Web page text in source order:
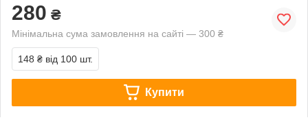
280 ₴
Мінімальна сума замовлення на сайті — 300 ₴
148 ₴ від 100 шт.
Купити